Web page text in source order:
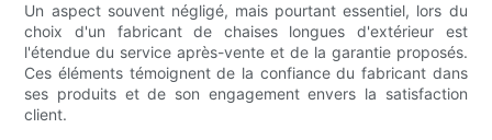
Un aspect souvent négligé, mais pourtant essentiel, lors du
choix d'un fabricant de chaises longues d'extérieur est
l'étendue du service après-vente et de la garantie proposés.
Ces éléments témoignent de la confiance du fabricant dans
ses produits et de son engagement envers la satisfaction
client.